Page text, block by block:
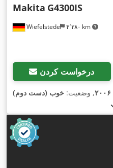
Wiefelstede ۴٬۲۸۰ km
Makita G4300IS
درخواست کردن
۲۰۰۶, وضعیت: خوب (دست دوم)